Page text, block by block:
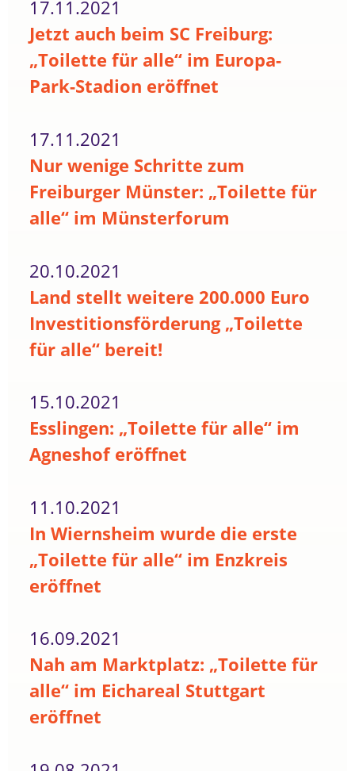
17.11.2021
Jetzt auch beim SC Freiburg:
„Toilette für alle“ im Europa-
Park-Stadion eröffnet
17.11.2021
Nur wenige Schritte zum
Freiburger Münster: „Toilette für
alle“ im Münsterforum
20.10.2021
Land stellt weitere 200.000 Euro
Investitionsförderung „Toilette
für alle“ bereit!
15.10.2021
Esslingen: „Toilette für alle“ im
Agneshof eröffnet
11.10.2021
In Wiernsheim wurde die erste
„Toilette für alle“ im Enzkreis
eröffnet
16.09.2021
Nah am Marktplatz: „Toilette für
alle“ im Eichareal Stuttgart
eröffnet